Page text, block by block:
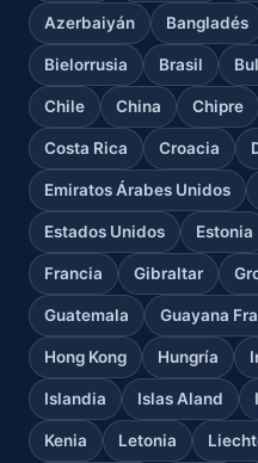
Azerbaiyán Bangladés
Bielorrusia Brasil
Chile China Chipre
Costa Rica Croacia
Emiratos Árabes Unidos
Estados Unidos Estonia
Francia Gibraltar
Guatemala Guayana
Hong Kong Hungría
Islandia Islas Aland
Kenia Letonia